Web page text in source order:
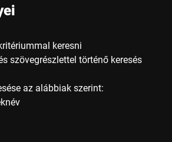
keresni
szövegrészlettel történő keresés
az alábbiak szerint: